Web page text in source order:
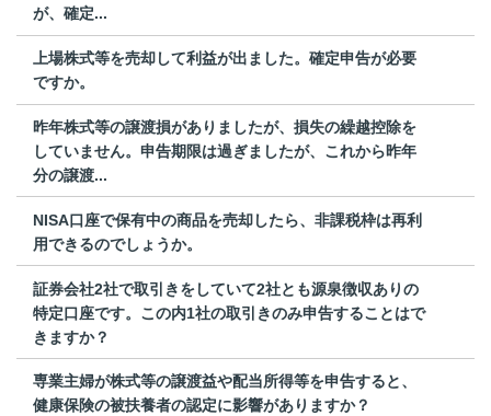
が、確定...
上場株式等を売却して利益が出ました。確定申告が必要
ですか。
昨年株式等の譲渡損がありましたが、損失の繰越控除を
していません。申告期限は過ぎましたが、これから昨年
分の譲渡...
NISA口座で保有中の商品を売却したら、非課税枠は再利
用できるのでしょうか。
証券会社2社で取引きをしていて2社とも源泉徴収ありの
特定口座です。この内1社の取引きのみ申告することはで
きますか？
専業主婦が株式等の譲渡益や配当所得等を申告すると、
健康保険の被扶養者の認定に影響がありますか？